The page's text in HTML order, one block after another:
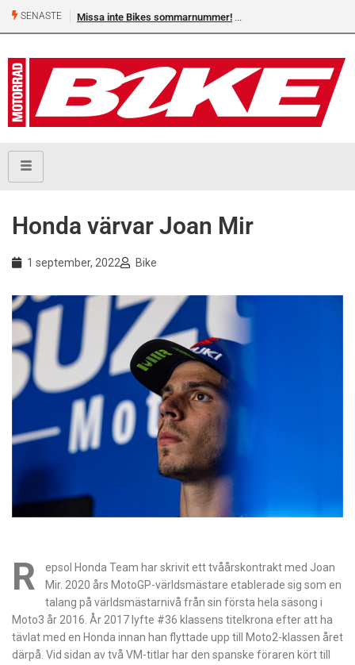
SENASTE Missa inte Bikes sommarnummer!
Honda värvar Joan Mir
1 september, 2022 Bike
R
epsol Honda Team har skrivit ett tvåårskontrakt med Joan
Mir. 2020 års MotoGP-världsmästare etablerade sig som en
talang på världsmästarnivå från sin första hela säsong i
Moto3 år 2016. År 2017 lyfte #36 klassens titelkrona efter att ha
tävlat med en Honda innan han flyttade upp till Moto2-klassen året
därpå. Vid sidan av två VM-titlar har den spanske föraren kört till